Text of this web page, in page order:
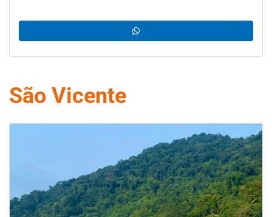
São Vicente